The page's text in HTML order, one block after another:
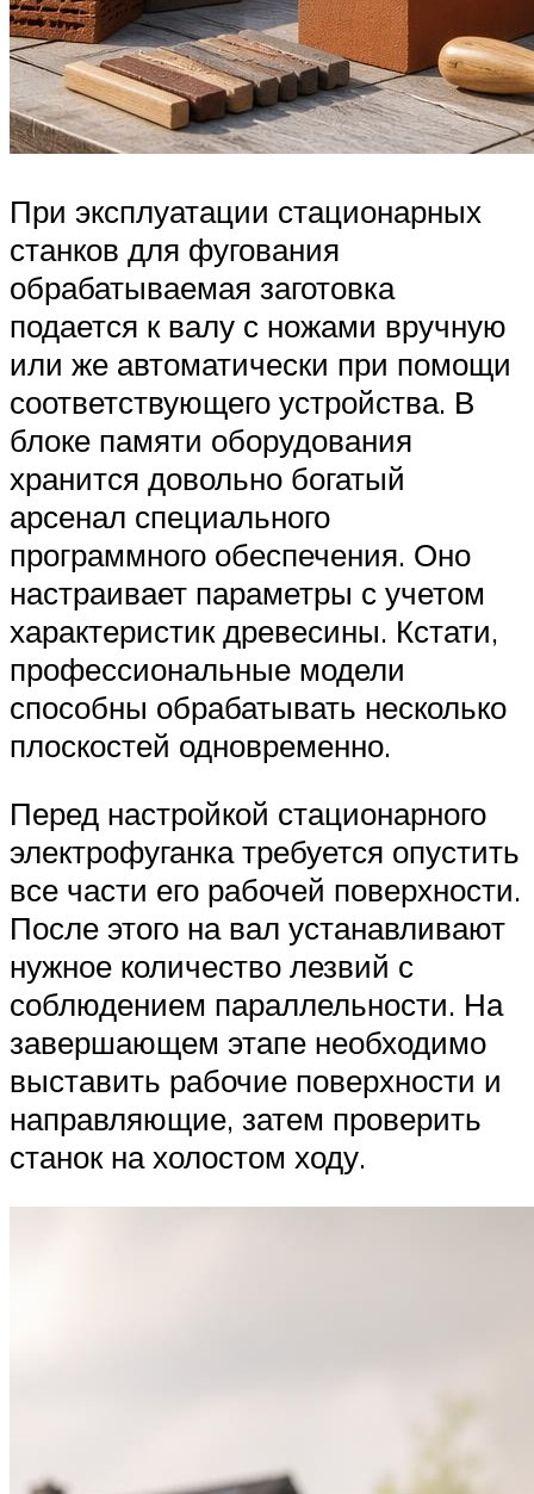
При эксплуатации стационарных
станков для фугования
обрабатываемая заготовка
подается к валу с ножами вручную
или же автоматически при помощи
соответствующего устройства. В
блоке памяти оборудования
хранится довольно богатый
арсенал специального
программного обеспечения. Оно
настраивает параметры с учетом
характеристик древесины. Кстати,
профессиональные модели
способны обрабатывать несколько
плоскостей одновременно.
Перед настройкой стационарного
электрофуганка требуется опустить
все части его рабочей поверхности.
После этого на вал устанавливают
нужное количество лезвий с
соблюдением параллельности. На
завершающем этапе необходимо
выставить рабочие поверхности и
направляющие, затем проверить
станок на холостом ходу.